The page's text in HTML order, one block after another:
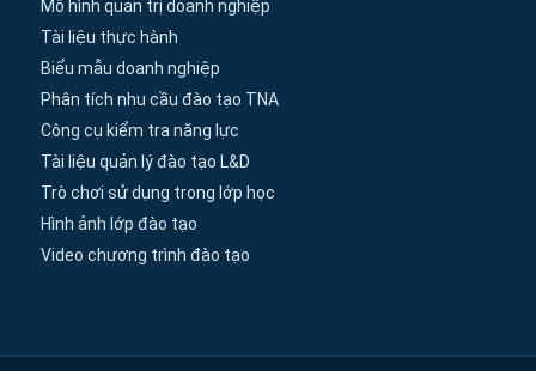
Mô hình quản trị doanh nghiệp
Tài liệu thực hành
Biểu mẫu doanh nghiệp
Phân tích nhu cầu đào tạo TNA
Công cụ kiểm tra năng lực
Tài liệu quản lý đào tạo L&D
Trò chơi sử dụng trong lớp học
Hình ảnh lớp đào tạo
Video chương trình đào tạo